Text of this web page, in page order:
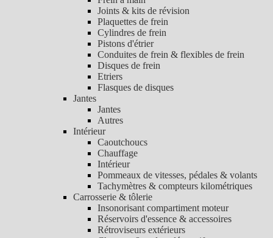
Joints & kits de révision
Plaquettes de frein
Cylindres de frein
Pistons d'étrier
Conduites de frein & flexibles de frein
Disques de frein
Etriers
Flasques de disques
Jantes
Jantes
Autres
Intérieur
Caoutchoucs
Chauffage
Intérieur
Pommeaux de vitesses, pédales & volants
Tachymètres & compteurs kilométriques
Carrosserie & tôlerie
Insonorisant compartiment moteur
Réservoirs d'essence & accessoires
Rétroviseurs extérieurs